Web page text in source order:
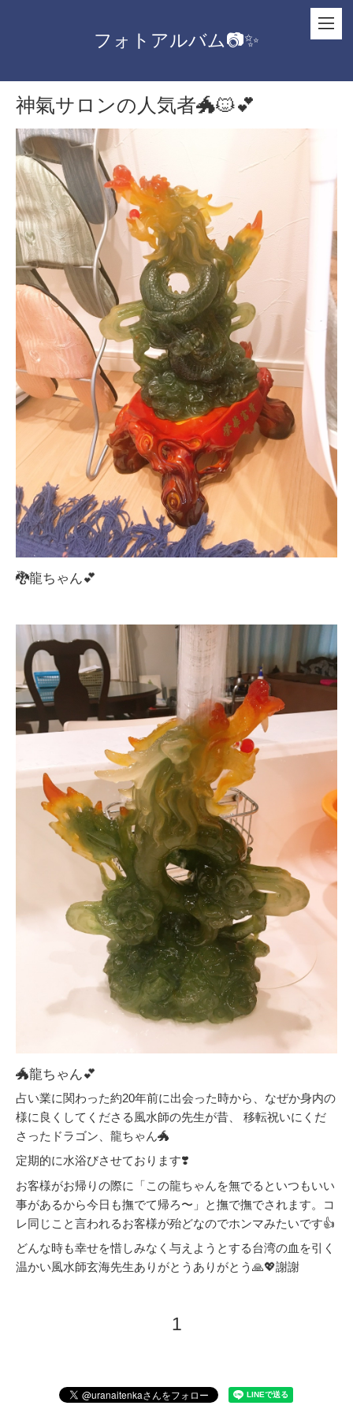
フォトアルバム📷✨
神氣サロンの人気者🐲🐱💕
🐉龍ちゃん💕
🐲龍ちゃん💕
占い業に関わった約20年前に出会った時から、なぜか身内の
様に良くしてくださる風水師の先生が昔、 移転祝いにくだ
さったドラゴン、龍ちゃん🐲
定期的に水浴びさせております❣️
お客様がお帰りの際に「この龍ちゃんを無でるといつもいい
事があるから今日も撫でて帰ろ〜」と撫で撫でされます。コ
レ同じこと言われるお客様が殆どなのでホンマみたいです👍
どんな時も幸せを惜しみなく与えようとする台湾の血を引く
温かい風水師玄海先生ありがとうありがとう🙏💖謝謝
1